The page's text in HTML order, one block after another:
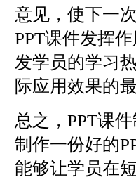
意见，使下一
PPT课件发挥
发学员的学习
际应用效果的
总之，PPT课
制作一份好的
能够让学员在